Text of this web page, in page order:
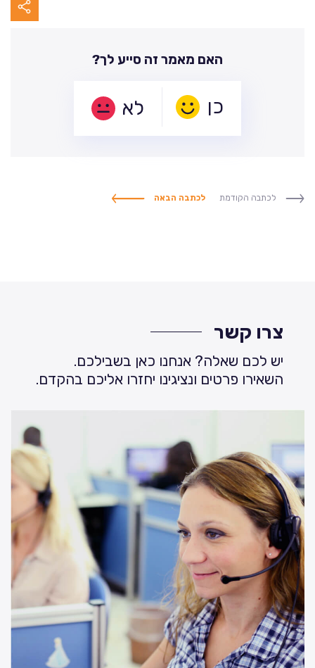
האם מאמר זה סייע לך?
לא
לכתבה הקודמת לכתבה הבאה
צרו קשר
יש לכם שאלה? אנחנו כאן בשבילכם.
השאירו פרטים ונציגינו יחזרו אליכם בהקדם.